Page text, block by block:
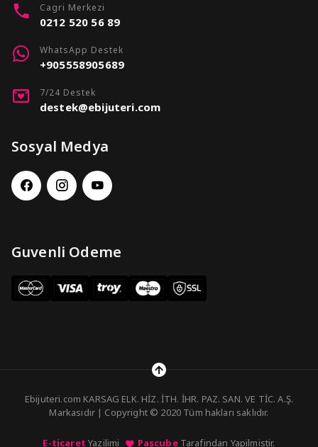
Cagri Merkezi
0212 520 56 89
WhatsApp Destek
+905558905689
7/24 Destek
destek@ebijuteri.com
Sosyal Medya
Guvenli Odeme
Ebijuteri.com KARSAG ELK. HİZ. İTH. İHR. PAZ. SAN. VE TİC. A.Ş.
Markasıdır | Copyright © 2020 Tüm hakları saklıdır.
E-ticaret Yazilimi PascubeTarafindan Yapilmistir.